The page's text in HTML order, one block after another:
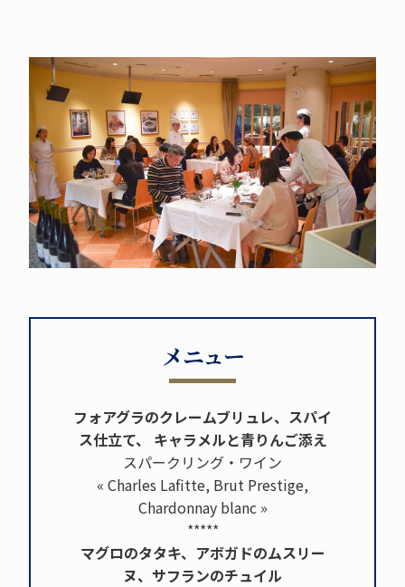
メニュー
フォアグラのクレームブリュレ、スパイ
ス仕立て、 キャラメルと青りんご添え
スパークリング・ワイン
« Charles Lafitte, Brut Prestige,
Chardonnay blanc »
*****
マグロのタタキ、アボガドのムスリー
ヌ、サフランのチュイル